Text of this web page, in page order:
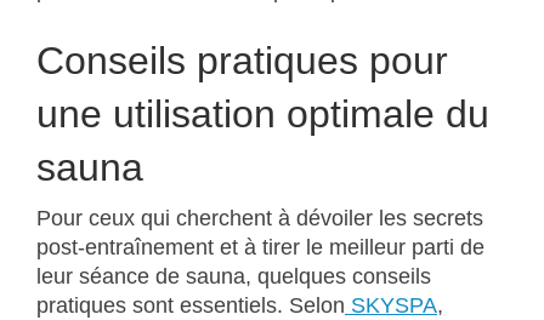
Conseils pratiques pour
une utilisation optimale du
sauna
Pour ceux qui cherchent à dévoiler les secrets
post-entraînement et à tirer le meilleur parti de
leur séance de sauna, quelques conseils
pratiques sont essentiels. Selon SKYSPA,